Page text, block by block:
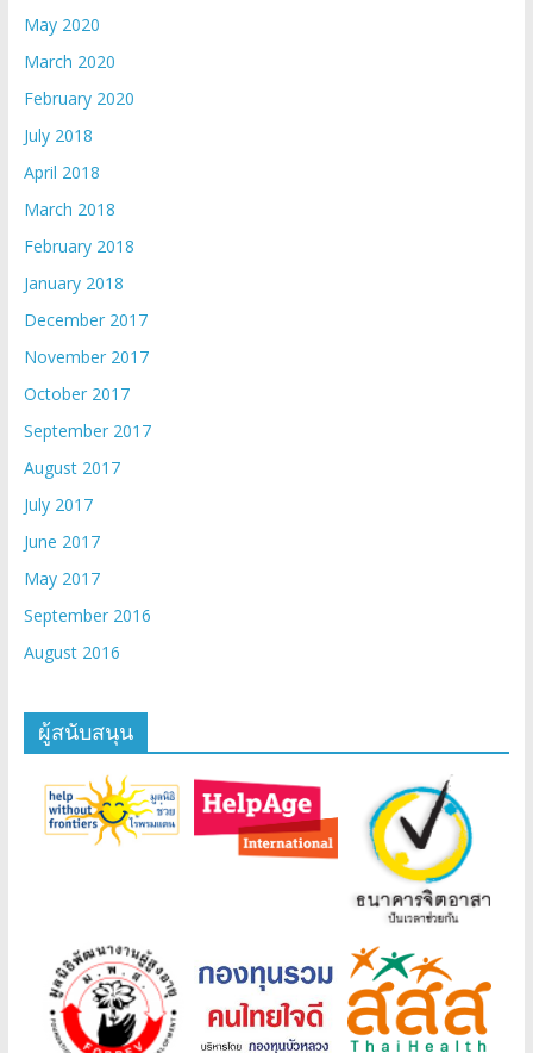
May 2020
March 2020
February 2020
July 2018
April 2018
March 2018
February 2018
January 2018
December 2017
November 2017
October 2017
September 2017
August 2017
July 2017
June 2017
May 2017
September 2016
August 2016
ผู้สนับสนุน